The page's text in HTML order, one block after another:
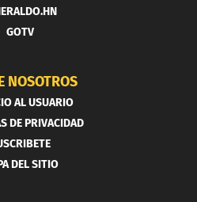
GOTV
NOSOTROS
AL USUARIO
DE PRIVACIDAD
DEL SITIO